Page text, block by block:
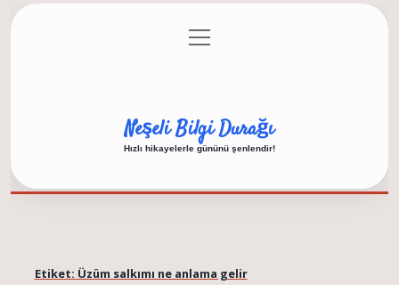
Gizlilik Politikası
menüyü
aç
Neşeli Bilgi Durağı
Hızlı hikayelerle gününü şenlendir!
Etiket: Üzüm salkımı ne anlama gelir